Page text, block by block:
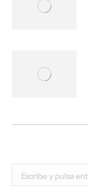
Buscar: